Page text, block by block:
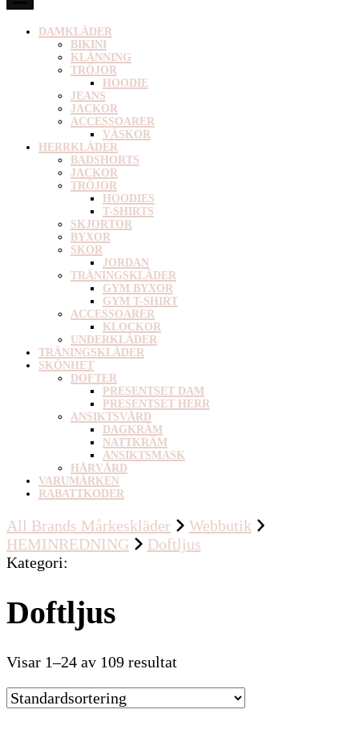
DAMKLÄDER
BIKINI
KLÄNNING
TRÖJOR
HOODIE
JEANS
JACKOR
ACCESSOARER
VÄSKOR
HERRKLÄDER
BADSHORTS
JACKOR
TRÖJOR
HOODIES
T-SHIRTS
SKJORTOR
BYXOR
SKOR
JORDAN
TRÄNINGSKLÄDER
GYM BYXOR
GYM T-SHIRT
ACCESSOARER
KLOCKOR
UNDERKLÄDER
TRÄNINGSKLÄDER
SKÖNHET
DOFTER
PRESENTSET DAM
PRESENTSET HERR
ANSIKTSVÅRD
DAGKRÄM
NATTKRÄM
ANSIKTSMASK
HÅRVÅRD
VARUMÄRKEN
RABATTKODER
All Brands Mårkeskläder
Webbutik
HEMINREDNING
Doftljus
Kategori:
Doftljus
Visar 1–24 av 109 resultat